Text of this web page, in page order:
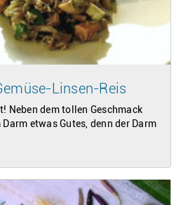
Linsen-Reis
Neben dem tollen Geschmack
etwas Gutes, denn der Darm